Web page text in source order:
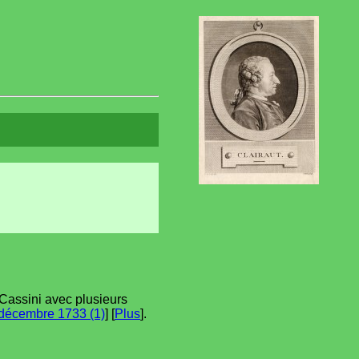
avec plusieurs
1733 (1)] [Plus].